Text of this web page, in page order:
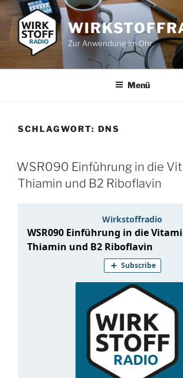
Zum
Inhalt
springen
Zur Anwendung im Ohr
Menü
SCHLAGWORT: DNS
WSR090 Einführung in die
Thiamin und B2 Riboflavin